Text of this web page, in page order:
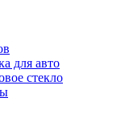
для авто
стекло